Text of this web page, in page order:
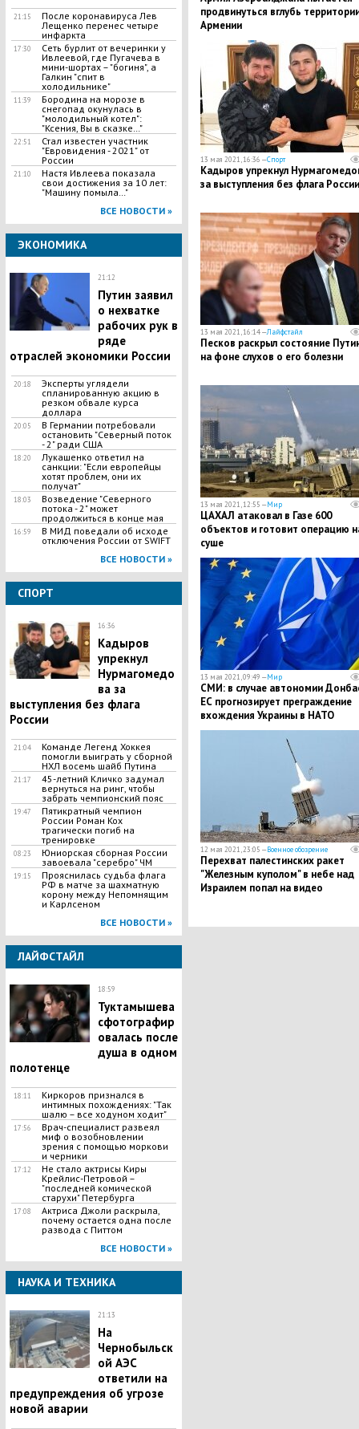
21:15
После коронавируса Лев
Лещенко перенес четыре
инфаркта
17:30
Сеть бурлит от вечеринки у
Ивлеевой, где Пугачева в
мини-шортах – "богиня", а
Галкин "спит в
холодильнике"
11:39
Бородина на морозе в
снегопад окунулась в
"молодильный котел":
"Ксения, Вы в сказке…"
22:51
Стал известен участник
"Евровидения - 2021" от
России
21:10
Настя Ивлеева показала
свои достижения за 10 лет:
"Машину помыла…"
ВСЕ НОВОСТИ »
ЭКОНОМИКА
21:12
Путин заявил
о нехватке
рабочих рук в
ряде
отраслей экономики России
20:18
Эксперты углядели
спланированную акцию в
резком обвале курса
доллара
20:05
В Германии потребовали
остановить "Северный поток
- 2" ради США
18:20
Лукашенко ответил на
санкции: "Если европейцы
хотят проблем, они их
получат"
18:03
Возведение "Северного
потока - 2" может
продолжиться в конце мая
16:59
В МИД поведали об исходе
отключения России от SWIFT
ВСЕ НОВОСТИ »
СПОРТ
16:36
Кадыров
упрекнул
Нурмагомедо
ва за
выступления без флага
России
21:04
Команде Легенд Хоккея
помогли выиграть у сборной
НХЛ восемь шайб Путина
21:17
45-летний Кличко задумал
вернуться на ринг, чтобы
забрать чемпионский пояс
19:47
Пятикратный чемпион
России Роман Кох
трагически погиб на
тренировке
08:23
Юниорская сборная России
завоевала "серебро" ЧМ
19:15
Прояснилась судьба флага
РФ в матче за шахматную
корону между Непомнящим
и Карлсеном
ВСЕ НОВОСТИ »
ЛАЙФСТАЙЛ
18:59
Туктамышева
сфотографир
овалась после
душа в одном
полотенце
18:11
Киркоров признался в
интимных похождениях: "Так
шалю – все ходуном ходит"
17:56
Врач-специалист развеял
миф о возобновлении
зрения с помощью моркови
и черники
17:12
Не стало актрисы Киры
Крейлис-Петровой –
"последней комической
старухи" Петербурга
17:08
Актриса Джоли раскрыла,
почему остается одна после
развода с Питтом
ВСЕ НОВОСТИ »
НАУКА И ТЕХНИКА
21:13
На
Чернобыльск
ой АЭС
ответили на
предупреждения об угрозе
новой аварии
продвинуться вглубь
Армении
13 мая 2021, 16:36 —Спорт
Кадыров упрекнул
за выступления без флага России
13 мая 2021, 16:14 —Лайфстайл
Песков раскрыл состояние
на фоне слухов о его болезни
13 мая 2021, 12:55 —Мир
ЦАХАЛ атаковал в Газе 600
объектов и готовит операцию
суше
13 мая 2021, 09:49 —Мир
СМИ: в случае автономии
ЕС прогнозирует преграждение
вхождения Украины в НАТО
12 мая 2021, 23:05 —Военное обозрение
Перехват палестинских ракет
"Железным куполом" в небе над
Израилем попал на видео